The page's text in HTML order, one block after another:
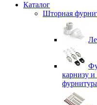
Каталог
Шторная
карнизу и